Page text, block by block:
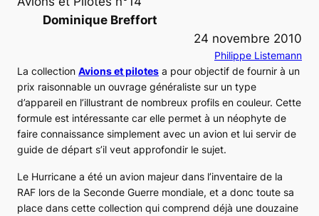
Dominique Breffort
24 novembre 2010
Philippe Listemann
La collection Avions et pilotes a pour objectif de fournir à un
prix raisonnable un ouvrage généraliste sur un type
d’appareil en l’illustrant de nombreux profils en couleur. Cette
formule est intéressante car elle permet à un néophyte de
faire connaissance simplement avec un avion et lui servir de
guide de départ s’il veut approfondir le sujet.
Le Hurricane a été un avion majeur dans l’inventaire de la
RAF lors de la Seconde Guerre mondiale, et a donc toute sa
place dans cette collection qui comprend déjà une douzaine